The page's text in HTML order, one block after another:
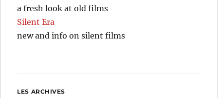
a fresh look at old films
Silent Era
new and info on silent films
LES ARCHIVES